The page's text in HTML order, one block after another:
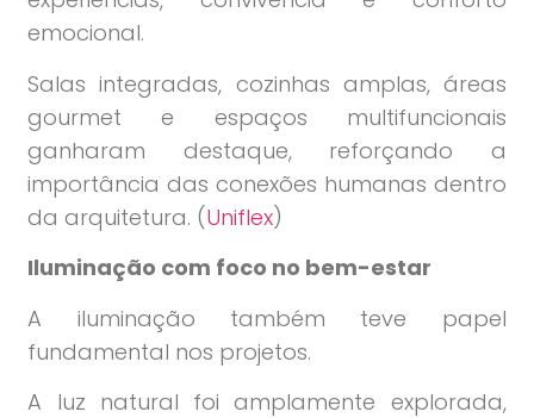
emocional.
Salas integradas, cozinhas amplas, áreas
gourmet e espaços multifuncionais
ganharam destaque, reforçando a
importância das conexões humanas dentro
da arquitetura. (Uniflex)
Iluminação com foco no bem-estar
A iluminação também teve papel
fundamental nos projetos.
A luz natural foi amplamente explorada,